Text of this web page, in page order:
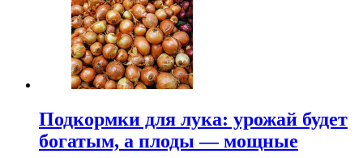
Подкормки для лука: урожай будет
богатым, а плоды — мощные